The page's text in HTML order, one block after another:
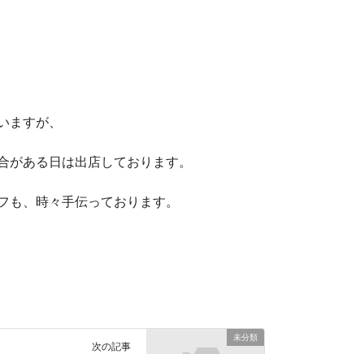
ますが、
ある日は出店しております。
、時々手伝っております。
未分類
次の記事